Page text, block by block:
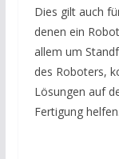
Dies gilt auch
denen ein
allem um
des Roboters,
Lösungen auf
Fertigung helfen.